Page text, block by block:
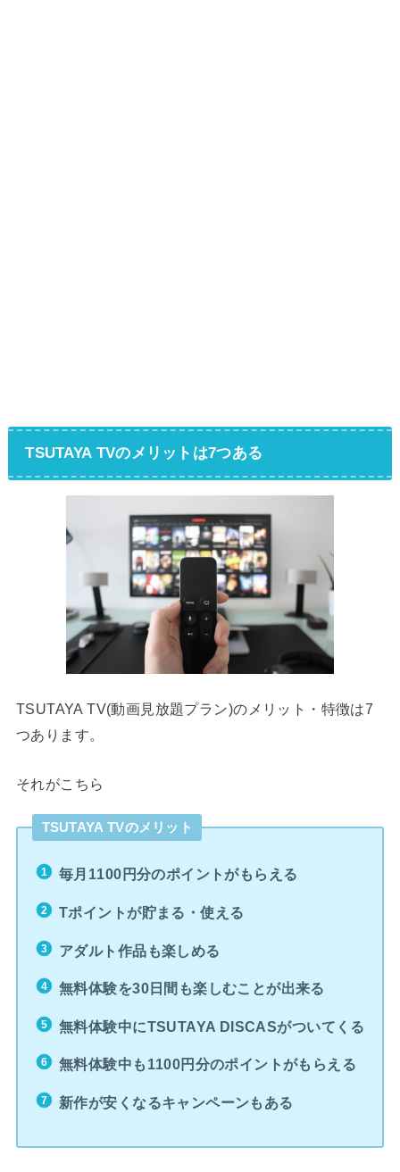
TSUTAYA TVのメリットは7つある
TSUTAYA TV(動画見放題プラン)のメリット・特徴は7
つあります。
それがこちら
TSUTAYA TVのメリット
毎月1100円分のポイントがもらえる
Tポイントが貯まる・使える
アダルト作品も楽しめる
無料体験を30日間も楽しむことが出来る
無料体験中にTSUTAYA DISCASがついてくる
無料体験中も1100円分のポイントがもらえる
新作が安くなるキャンペーンもある